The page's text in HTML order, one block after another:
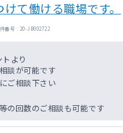
て働ける職場です。
番号 : 20-JB002722
より
談が可能です
ご相談下さい
の回数のご相談も可能です